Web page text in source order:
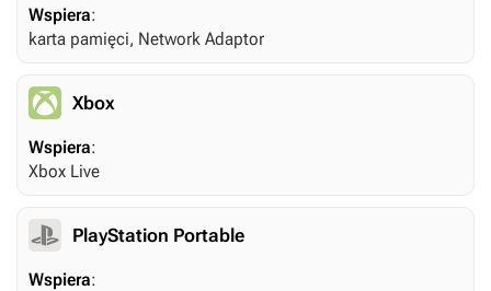
Wspiera:
karta pamięci, Network Adaptor
Xbox
Wspiera:
Xbox Live
PlayStation Portable
Wspiera: